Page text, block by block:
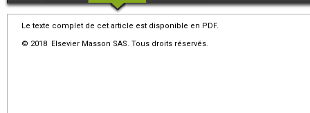
Le texte complet de cet article est disponible en PDF.
© 2018 Elsevier Masson SAS. Tous droits réservés.